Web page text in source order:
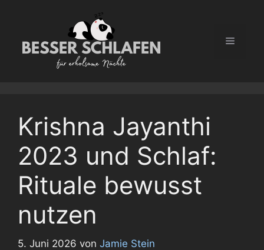
Menü
Krishna Jayanthi
2023 und Schlaf:
Rituale bewusst
nutzen
5. Juni 2026 von Jamie Stein